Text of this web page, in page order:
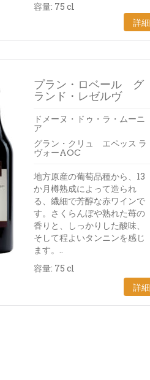
容量: 75 cl
詳細
プラン・ロベール グ
ランド・レゼルヴ
ドメーヌ・ドゥ・ラ・ムーニ
ア
グラン・クリュ エペッス ラ
ヴォーAOC
地方原産の葡萄品種から、13
か月樽熟成によって造られ
る、繊細で芳醇な赤ワインで
す。さくらんぼや熟れた苺の
香りと、しっかりした酸味、
そして程よいタンニンを感じ
ます。..
容量: 75 cl
詳細